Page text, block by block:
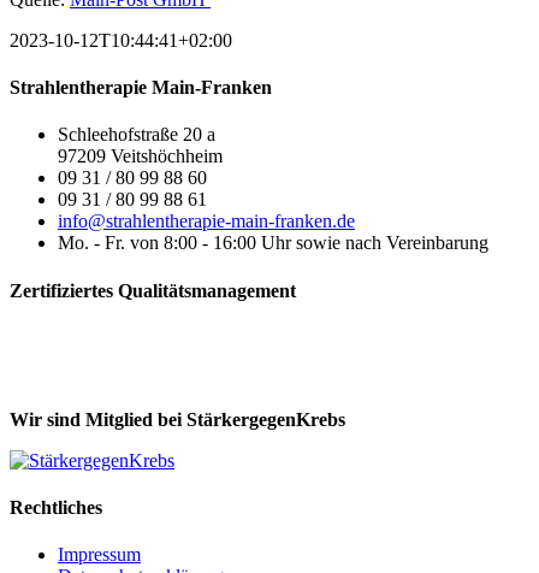
2023-10-12T10:44:41+02:00
Strahlentherapie Main-Franken
Schleehofstraße 20 a
97209 Veitshöchheim
09 31 / 80 99 88 60
09 31 / 80 99 88 61
info@strahlentherapie-main-franken.de
Mo. - Fr. von 8:00 - 16:00 Uhr sowie nach Vereinbarung
Zertifiziertes Qualitätsmanagement
Wir sind Mitglied bei StärkergegenKrebs
Rechtliches
Impressum